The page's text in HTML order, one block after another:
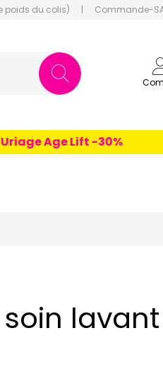
poids du colis) | Commande-
Age Lift -30%